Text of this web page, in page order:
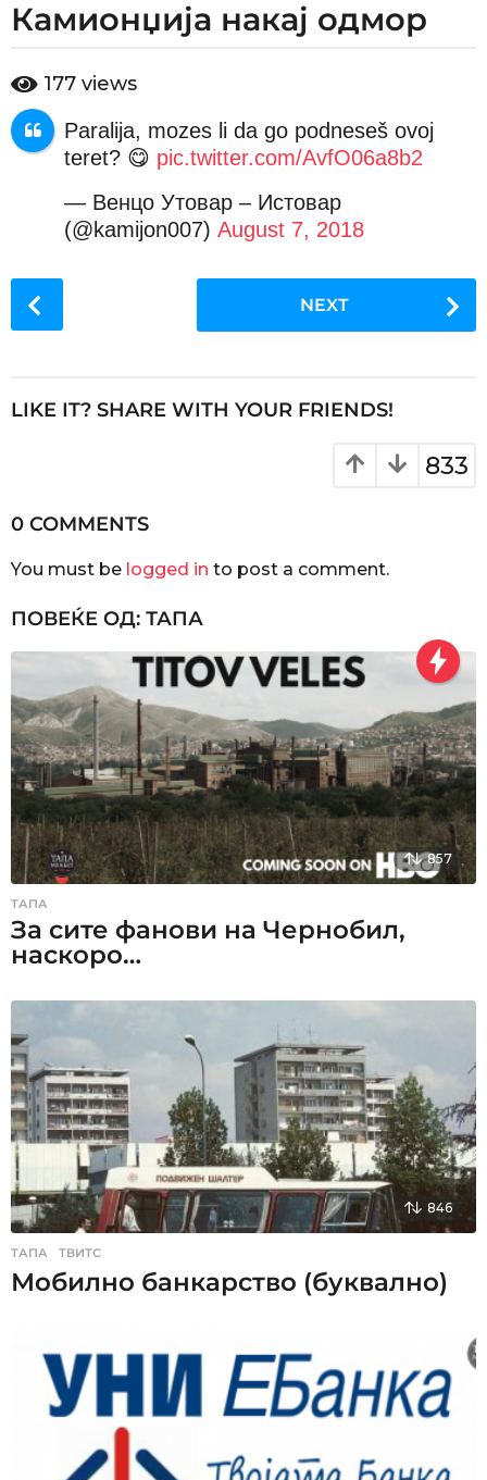
y
r
s
a
r
g
Камионџија накај одмор
y
a
d
m
177 views
Paralija, mozes li da go podneseš ovoj
teret? 😋 pic.twitter.com/AvfO06a8b2
— Венцо Утовар – Истовар
(@kamijon007) August 7, 2018
o
P
n
t
i
o
n
NEXT
LIKE IT? SHARE WITH YOUR FRIENDS!
833
0 COMMENTS
You must be logged in to post a comment.
ПОВЕЌЕ ОД: ТАПА
857
ТАПА
За сите фанови на Чернобил,
наскоро…
846
ТАПА ,ТВИТС
Мобилно банкарство (буквално)